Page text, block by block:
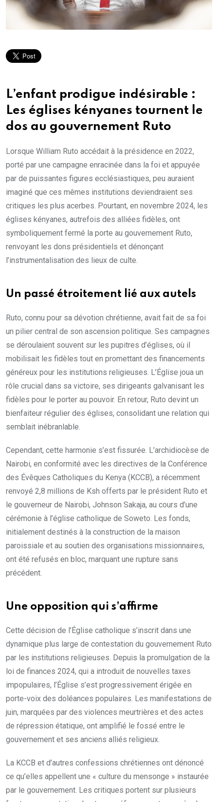
L’enfant prodigue indésirable :
Les églises kényanes tournent le
dos au gouvernement Ruto
Lorsque William Ruto accédait à la présidence en 2022,
porté par une campagne enracinée dans la foi et appuyée
par de puissantes figures ecclésiastiques, peu auraient
imaginé que ces mêmes institutions deviendraient ses
critiques les plus acerbes. Pourtant, en novembre 2024, les
églises kényanes, autrefois des alliées fidèles, ont
symboliquement fermé la porte au gouvernement Ruto,
renvoyant les dons présidentiels et dénonçant
l’instrumentalisation des lieux de culte.
Un passé étroitement lié aux autels
Ruto, connu pour sa dévotion chrétienne, avait fait de sa foi
un pilier central de son ascension politique. Ses campagnes
se déroulaient souvent sur les pupitres d’églises, où il
mobilisait les fidèles tout en promettant des financements
généreux pour les institutions religieuses. L’Église joua un
rôle crucial dans sa victoire, ses dirigeants galvanisant les
fidèles pour le porter au pouvoir. En retour, Ruto devint un
bienfaiteur régulier des églises, consolidant une relation qui
semblait inébranlable.
Cependant, cette harmonie s’est fissurée. L’archidiocèse de
Nairobi, en conformité avec les directives de la Conférence
des Évêques Catholiques du Kenya (KCCB), a récemment
renvoyé 2,8 millions de Ksh offerts par le président Ruto et
le gouverneur de Nairobi, Johnson Sakaja, au cours d’une
cérémonie à l’église catholique de Soweto. Les fonds,
initialement destinés à la construction de la maison
paroissiale et au soutien des organisations missionnaires,
ont été refusés en bloc, marquant une rupture sans
précédent.
Une opposition qui s’affirme
Cette décision de l’Église catholique s’inscrit dans une
dynamique plus large de contestation du gouvernement Ruto
par les institutions religieuses. Depuis la promulgation de la
loi de finances 2024, qui a introduit de nouvelles taxes
impopulaires, l’Église s’est progressivement érigée en
porte-voix des doléances populaires. Les manifestations de
juin, marquées par des violences meurtrières et des actes
de répression étatique, ont amplifié le fossé entre le
gouvernement et ses anciens alliés religieux.
La KCCB et d’autres confessions chrétiennes ont dénoncé
ce qu’elles appellent une « culture du mensonge » instaurée
par le gouvernement. Les critiques portent sur plusieurs